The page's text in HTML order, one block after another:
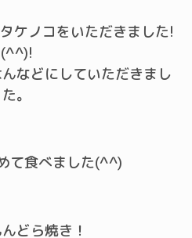
ケノコをいただきました!
(^^)!
などにしていただきまし
た。
て食べました(^^)
どら焼き！